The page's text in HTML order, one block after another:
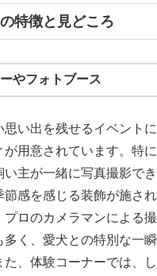
特徴と見どころ
やフォトブース
思い出を残せるイベント
が用意されています。特に
い主が一緒に写真撮影で
節感を感じる装飾が施さ
プロのカメラマンによる
多く、愛犬との特別な一
た、体験コーナーでは、